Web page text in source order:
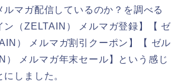
ルマガ配信しているのか？を調べる
ン（ZELTAIN） メルマガ登録】【 ゼ
） メルマガ割引クーポン】【 ゼル
） メルマガ年末セール】という感じ
しました。